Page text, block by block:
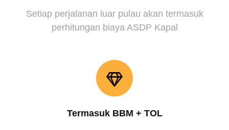
Setiap perjalanan luar pulau akan termasuk
perhitungan biaya ASDP Kapal
Termasuk BBM + TOL